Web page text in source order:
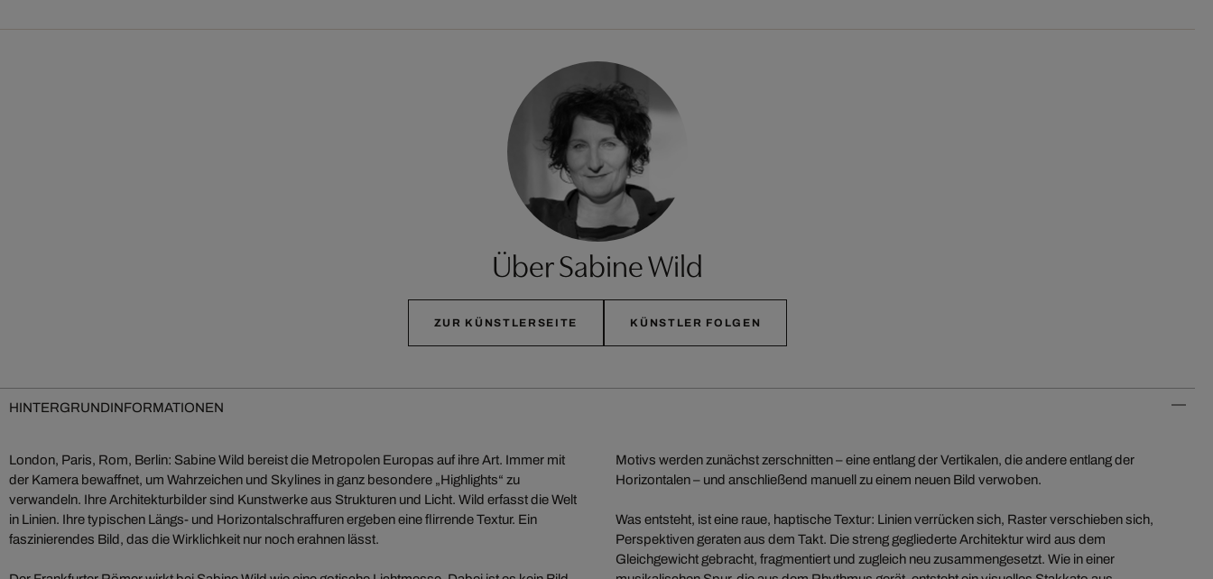
Über Sabine Wild
ZUR KÜNSTLERSEITE KÜNSTLER FOLGEN
HINTERGRUNDINFORMATIONEN
London, Paris, Rom, Berlin: Sabine Wild bereist die Metropolen Europas auf ihre Art. Immer mit
der Kamera bewaffnet, um Wahrzeichen und Skylines in ganz besondere „Highlights“ zu
verwandeln. Ihre Architekturbilder sind Kunstwerke aus Strukturen und Licht. Wild erfasst die Welt
in Linien. Ihre typischen Längs- und Horizontalschraffuren ergeben eine flirrende Textur. Ein
faszinierendes Bild, das die Wirklichkeit nur noch erahnen lässt.
Motivs werden zunächst zerschnitten – eine entlang der Vertikalen, die andere entlang der
Horizontalen – und anschließend manuell zu einem neuen Bild verwoben.
Was entsteht, ist eine raue, haptische Textur: Linien verrücken sich, Raster verschieben sich,
Perspektiven geraten aus dem Takt. Die streng gegliederte Architektur wird aus dem
Gleichgewicht gebracht, fragmentiert und zugleich neu zusammengesetzt. Wie in einer